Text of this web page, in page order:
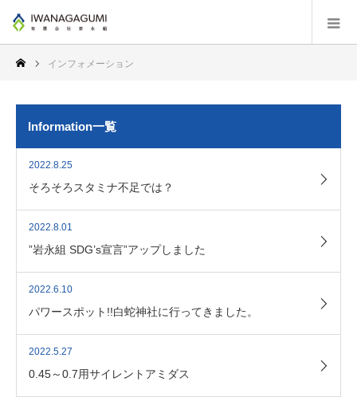
インフォメーション
Information一覧
2022.8.25
そろそろスタミナ不足では？
2022.8.01
”岩永組 SDG’s宣言”アップしました
2022.6.10
パワースポット!!白蛇神社に行ってきました。
2022.5.27
0.45～0.7用サイレントアミダス